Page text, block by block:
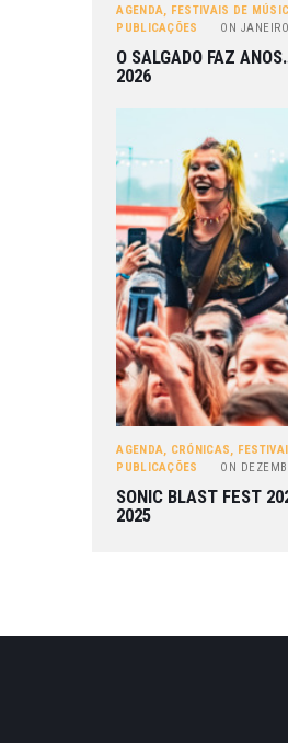
AGENDA, FESTIVAIS DE
PUBLICAÇÕES
ON
O SALGADO FAZ
2026
AGENDA, CRÓNICAS,
PUBLICAÇÕES
ON
SONIC BLAST FEST
2025